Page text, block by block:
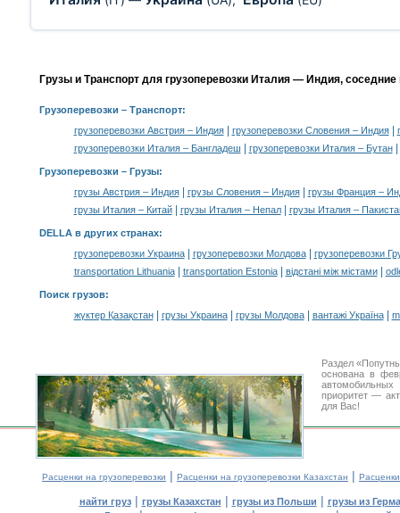
Грузы и Транспорт для грузоперевозки Италия — Индия, соседние
Грузоперевозки – Транспорт:
грузоперевозки Австрия – Индия| грузоперевозки Словения – Индия|
грузоперевозки Италия – Бангладеш
грузоперевозки Италия – Бутан|
Грузоперевозки – Грузы:
грузы Австрия – Индия| грузы Словения – Индия|
грузы Франция –
грузы Италия – Китай| грузы Италия – Непал| грузы Италия –
DELLA в других странах:
грузоперевозки Украина| грузоперевозки Молдова|
грузоперевозки
transportation Lithuania| transportation Estonia| відстані між містами|
Поиск грузов:
жүктер Қазақстан| грузы Украина| грузы Молдова| вантажі Україна|
Раздел
основана в
приоритет —
для Вас!
Расценки на грузоперевозки | Расценки на грузоперевозки Казахстан |
найти груз| грузы Казахстан | грузы из Польши | грузы из